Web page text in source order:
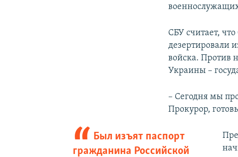
СБУ считает,
дезертировали
войска. Против
Украины –
– Сегодня мы
Прокурор,
Был изъят паспорт
гражданина Российской